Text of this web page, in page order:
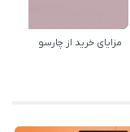
مزایای خرید از چارسو